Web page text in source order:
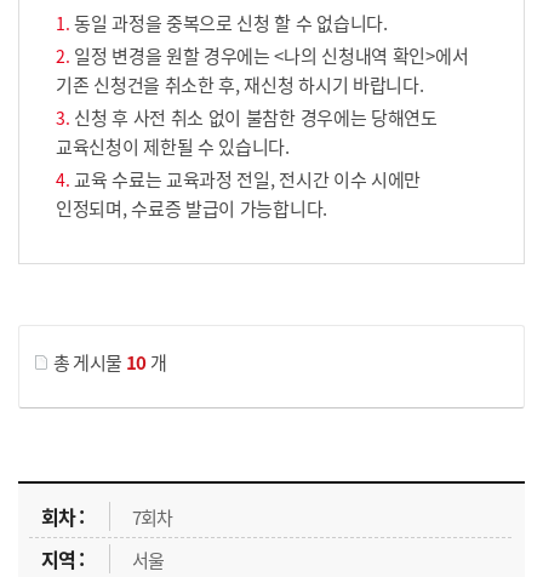
동일 과정을 중복으로 신청 할 수 없습니다.
일정 변경을 원할 경우에는 <나의 신청내역 확인>에서
기존 신청건을 취소한 후, 재신청 하시기 바랍니다.
신청 후 사전 취소 없이 불참한 경우에는 당해연도
교육신청이 제한될 수 있습니다.
교육 수료는 교육과정 전일, 전시간 이수 시에만
인정되며, 수료증 발급이 가능합니다.
총 게시물 10개
교육신청 목록을 나타낸 표로 회차, 지역, 접수기간, 교육기간, 교육장소, 신청인원/모집인원, 상태로 나뉘어 설명합니다.
7회차
서울